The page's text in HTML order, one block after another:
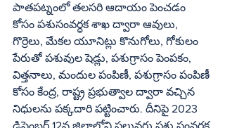
పాతపట్నంలో తలసరి ఆదాయం పెంచడం
కోసం పశుసంవర్ధక శాఖ ద్వారా ఆవులు,
గొర్రెలు, మేకల యూనిట్లు కొనుగోలు, గోకులం
పేరుతో పశువుల షెడ్లు, పశుగ్రాసం పెంపకం,
విత్తనాలు, మందుల పంపిణీ, పశుగ్రాసం పంపిణీ
కోసం కేంద్ర, రాష్ట్ర ప్రభుత్వాల ద్వారా వచ్చిన
నిధులను పక్కదారి పట్టించారు. దీనిపై 2023
డిసెంబర్‌ 12న జిల్లాలోని పలువరు పశు సంవర్థక